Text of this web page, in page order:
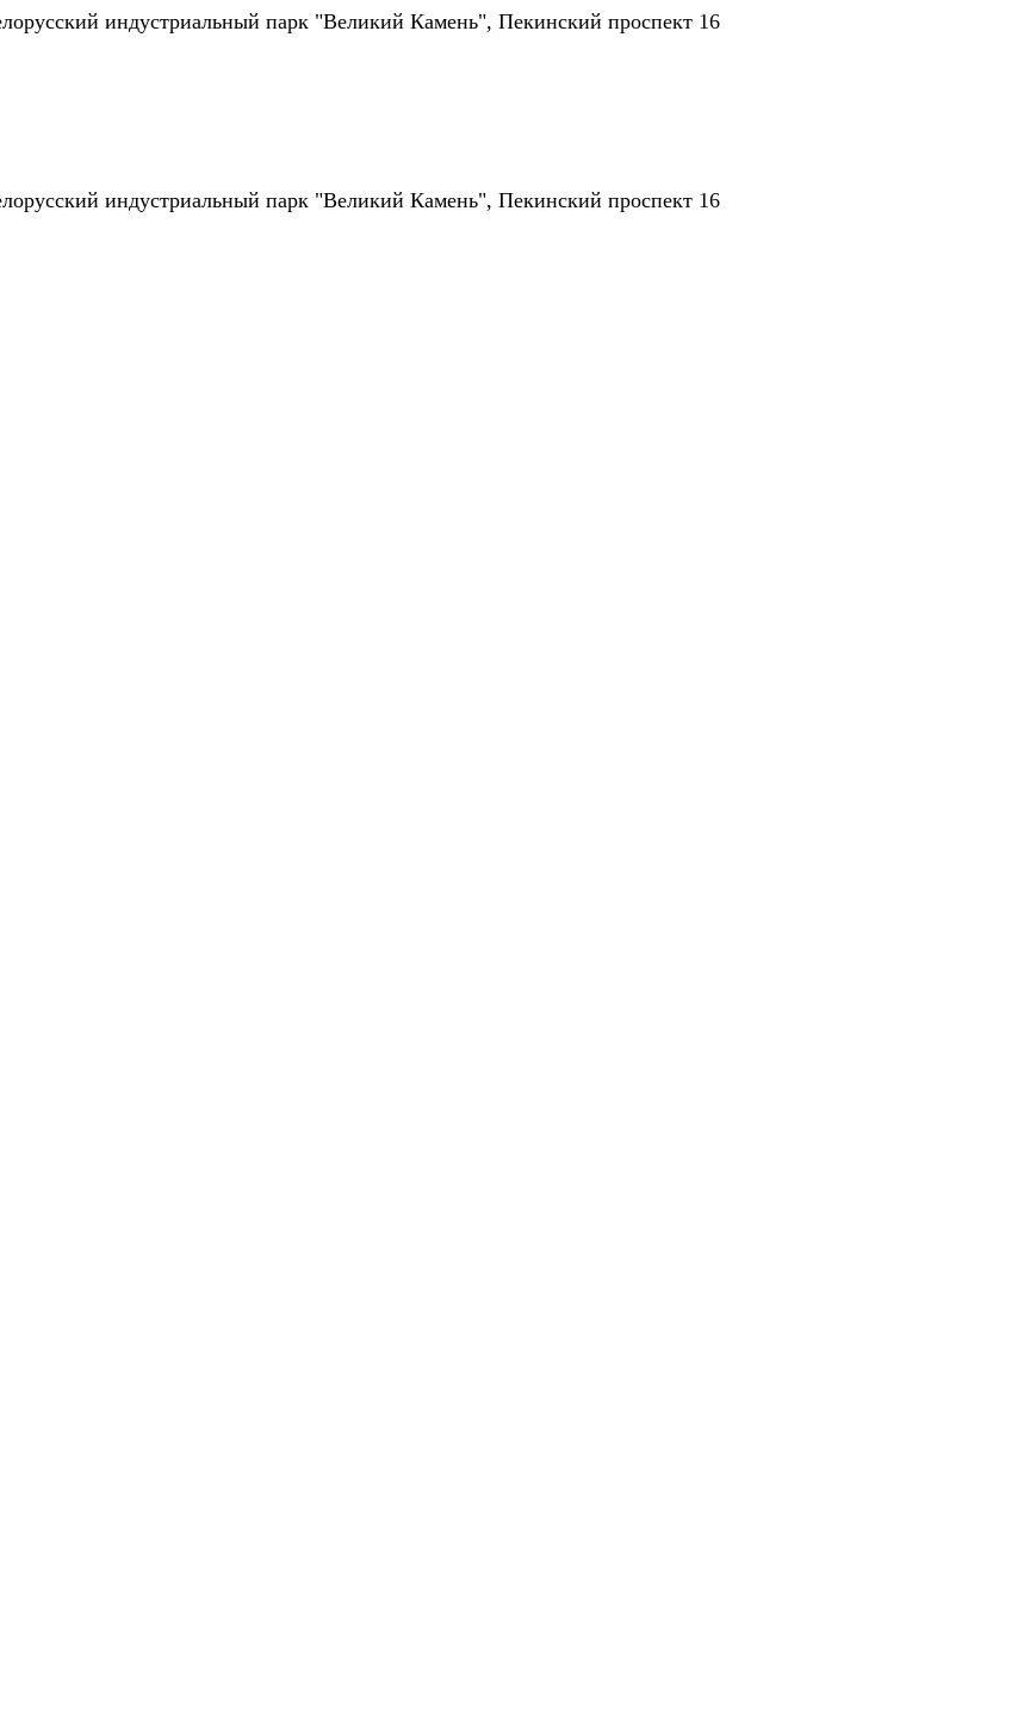
индустриальный парк "Великий Камень", Пекинский проспект 16
индустриальный парк "Великий Камень", Пекинский проспект 16